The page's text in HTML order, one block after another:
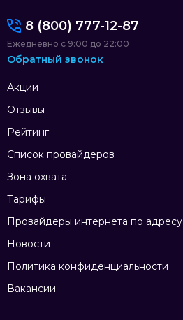
Акции
Отзывы
Рейтинг
Список провайдеров
Зона охвата
Тарифы
Провайдеры интернета по адресу
Новости
Политика конфиденциальности
Вакансии
8 (800) 777-12-87
Ежедневно с 9:00 до 22:00
Обратный звонок